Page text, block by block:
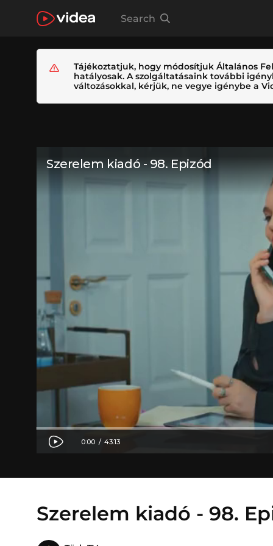
Search
Tájékoztatjuk, hogy módosítjuk Általános
hatályosak. A szolgáltatásaink további
változásokkal, kérjük, ne vegye igénybe a
Szerelem kiadó - 98.